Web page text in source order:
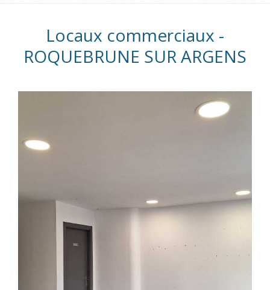
Locaux commerciaux -
ROQUEBRUNE SUR ARGENS